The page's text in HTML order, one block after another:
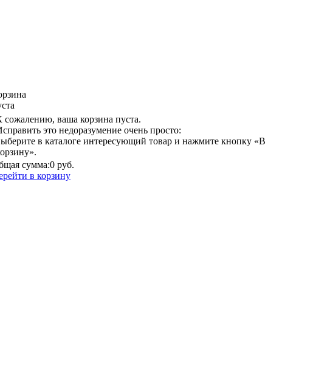
сожалению, ваша корзина пуста.
это недоразумение очень просто:
в каталоге интересующий товар и нажмите кнопку «В
сумма:0 руб.
в корзину